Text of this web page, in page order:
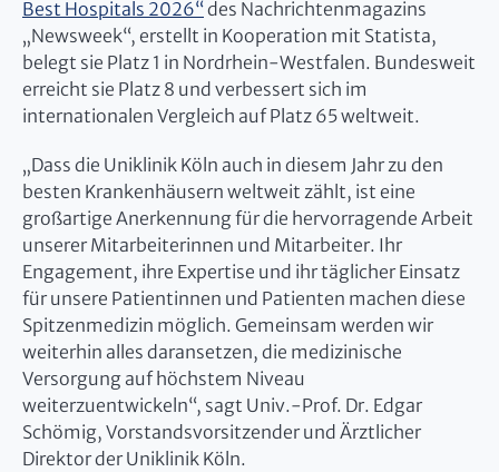
Best Hospitals 2026“des Nachrichtenmagazins
„Newsweek“, erstellt in Kooperation mit Statista,
belegt sie Platz 1 in Nordrhein-Westfalen. Bundesweit
erreicht sie Platz 8 und verbessert sich im
internationalen Vergleich auf Platz 65 weltweit.
„Dass die Uniklinik Köln auch in diesem Jahr zu den
besten Krankenhäusern weltweit zählt, ist eine
großartige Anerkennung für die hervorragende Arbeit
unserer Mitarbeiterinnen und Mitarbeiter. Ihr
Engagement, ihre Expertise und ihr täglicher Einsatz
für unsere Patientinnen und Patienten machen diese
Spitzenmedizin möglich. Gemeinsam werden wir
weiterhin alles daransetzen, die medizinische
Versorgung auf höchstem Niveau
weiterzuentwickeln“, sagt Univ.-Prof. Dr. Edgar
Schömig, Vorstandsvorsitzender und Ärztlicher
Direktor der Uniklinik Köln.